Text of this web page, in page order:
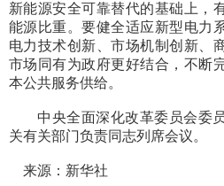
新能源安全可靠替代的基础上，
能源比重。要健全适应新型电力
电力技术创新、市场机制创新、
市场同有为政府更好结合，不断
本公共服务供给。
中央全面深化改革委员会委
关有关部门负责同志列席会议。
来源：新华社